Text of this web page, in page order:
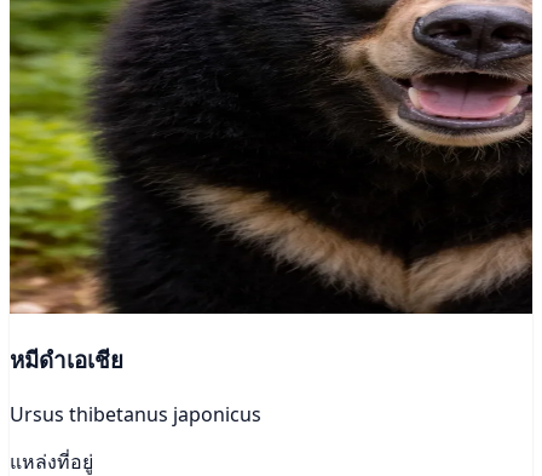
หมีดำเอเชีย
Ursus thibetanus japonicus
แหล่งที่อยู่